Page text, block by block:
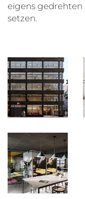
eigens gedrehten
setzen.